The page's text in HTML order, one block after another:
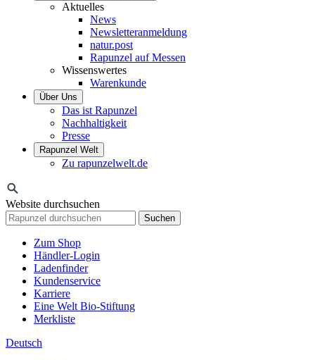
Aktuelles
News
Newsletteranmeldung
natur.post
Rapunzel auf Messen
Wissenswertes
Warenkunde
Über Uns
Das ist Rapunzel
Nachhaltigkeit
Presse
Rapunzel Welt
Zu rapunzelwelt.de
Website durchsuchen
Suchen
Zum Shop
Händler-Login
Ladenfinder
Kundenservice
Karriere
Eine Welt Bio-Stiftung
Merkliste
Deutsch